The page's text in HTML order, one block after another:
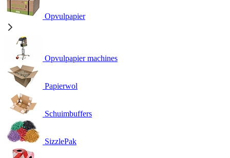
Opvulpapier
Opvulpapier machines
Papierwol
Schuimbuffers
SizzlePak